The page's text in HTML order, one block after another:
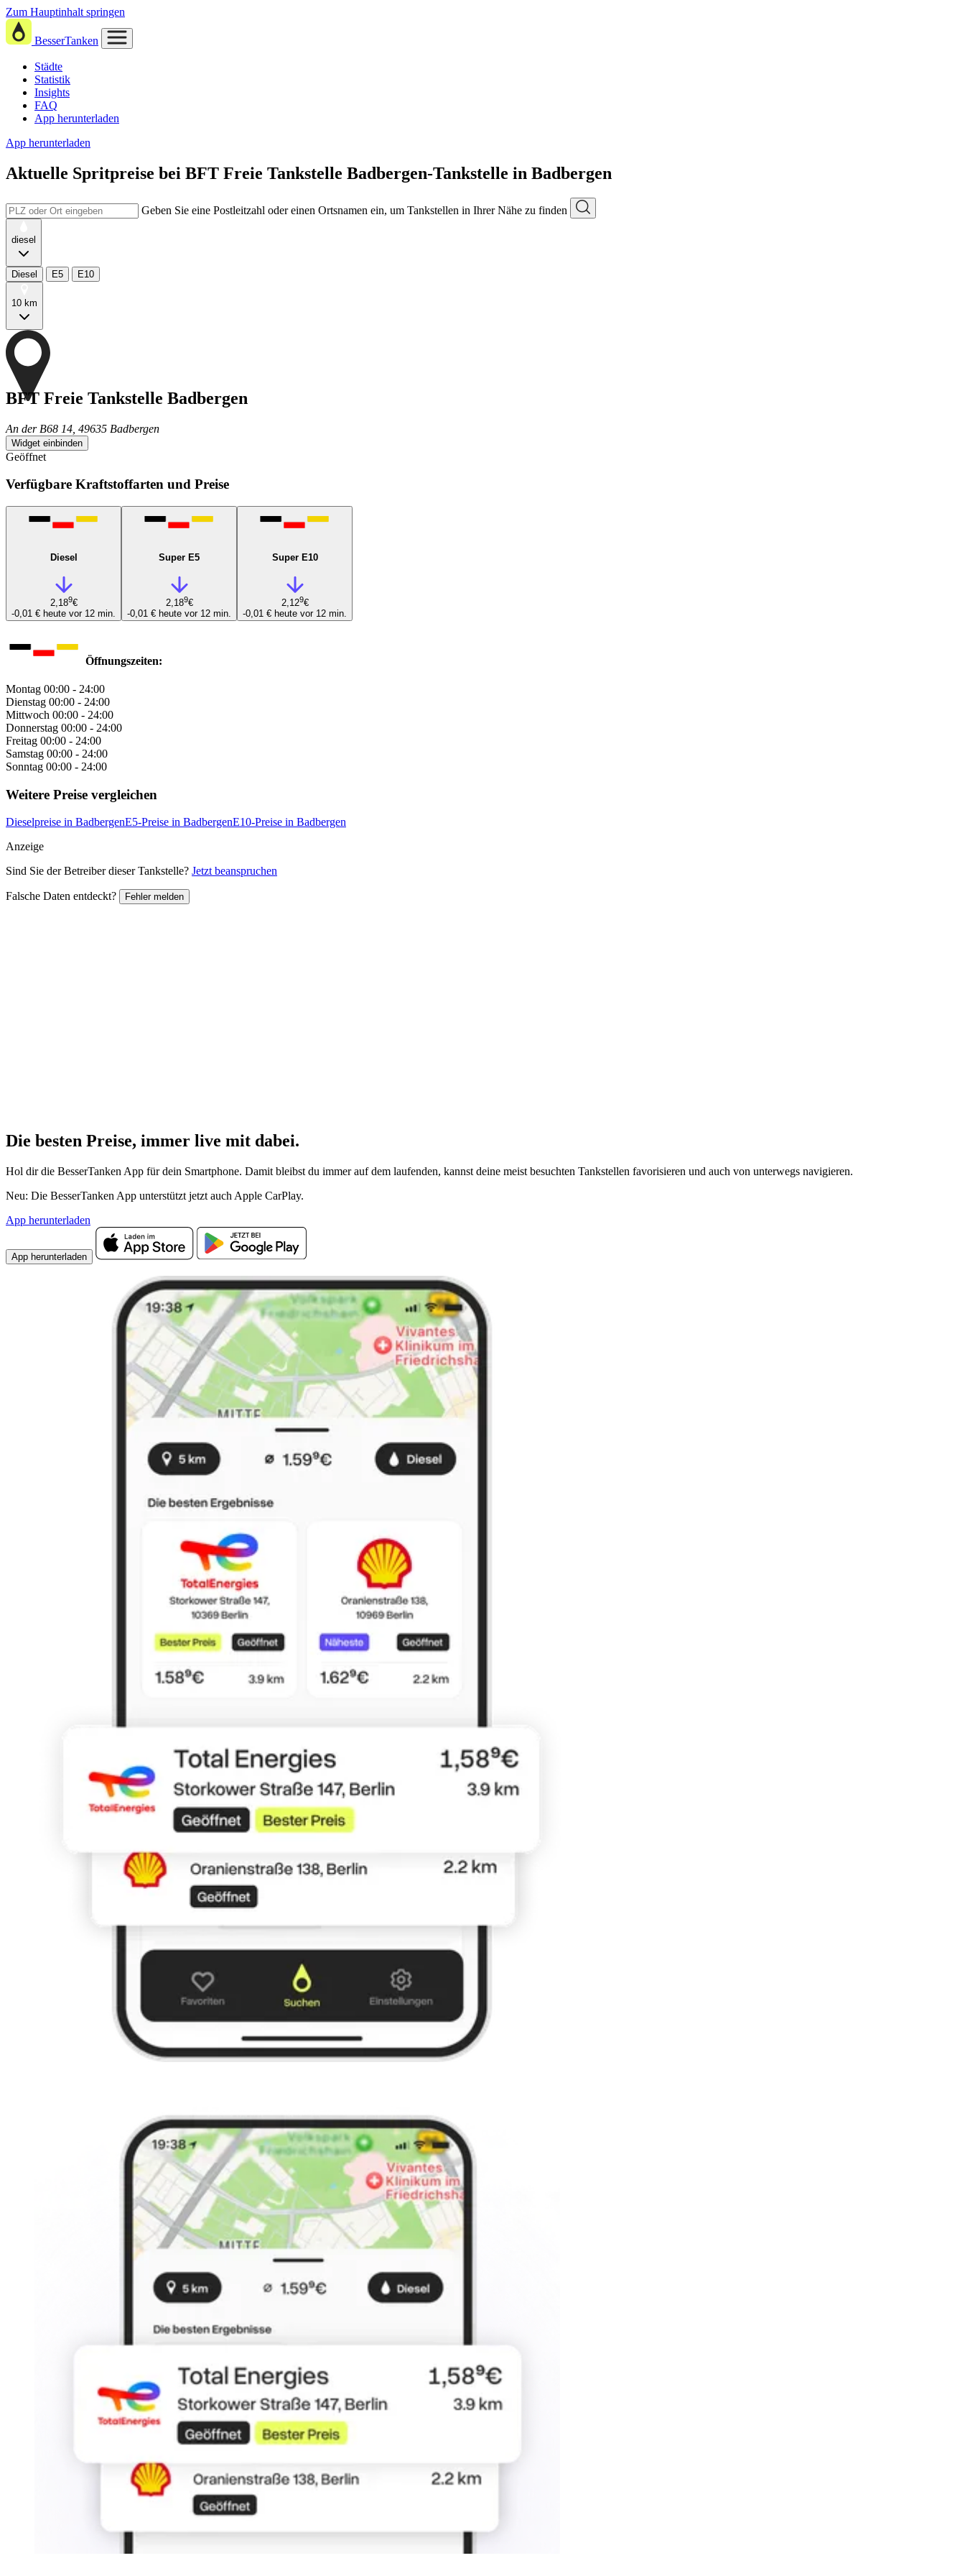
Zum Hauptinhalt springen
BesserTanken
Städte
Statistik
Insights
FAQ
App herunterladen
App herunterladen
Aktuelle Spritpreise bei BFT Freie Tankstelle Badbergen-Tankstelle in Badbergen
Geben Sie eine Postleitzahl oder einen Ortsnamen ein, um Tankstellen in Ihrer Nähe zu finden
diesel
Diesel E5 E10
10 km
BFT Freie Tankstelle Badbergen
An der B68 14, 49635 Badbergen
Widget einbinden
Geöffnet
Verfügbare Kraftstoffarten und Preise
Diesel
2,189€
-0,01 € heute vor 12 min.
Super E5
2,189€
-0,01 € heute vor 12 min.
Super E10
2,129€
-0,01 € heute vor 12 min.
Öffnungszeiten:
Montag 00:00 - 24:00
Dienstag 00:00 - 24:00
Mittwoch 00:00 - 24:00
Donnerstag 00:00 - 24:00
Freitag 00:00 - 24:00
Samstag 00:00 - 24:00
Sonntag 00:00 - 24:00
Weitere Preise vergleichen
Dieselpreise in BadbergenE5-Preise in BadbergenE10-Preise in Badbergen
Anzeige
Sind Sie der Betreiber dieser Tankstelle? Jetzt beanspruchen
Falsche Daten entdeckt? Fehler melden
Die besten Preise, immer live mit dabei.
Hol dir die BesserTanken App für dein Smartphone. Damit bleibst du immer auf dem laufenden, kannst deine meist besuchten Tankstellen favorisieren und auch von unterwegs navigieren.
Neu: Die BesserTanken App unterstützt jetzt auch Apple CarPlay.
App herunterladen
App herunterladen